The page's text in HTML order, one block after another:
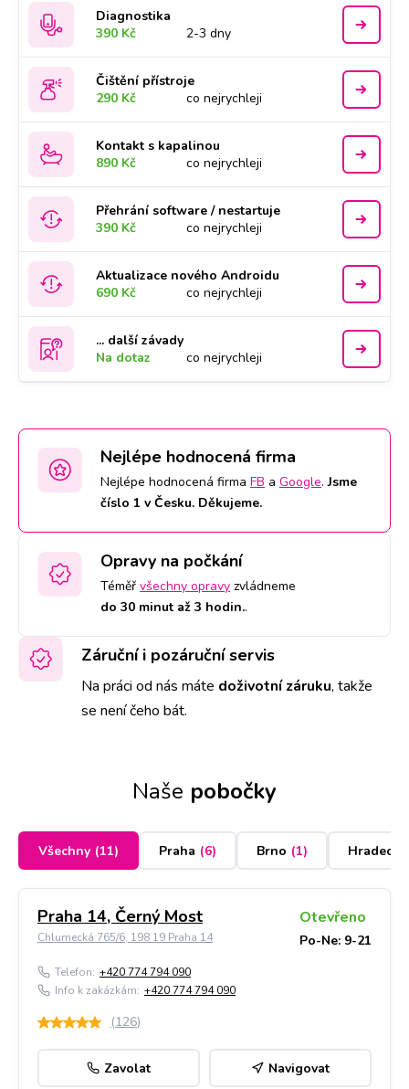
Diagnostika
390 Kč
2-3 dny
Čištění přístroje
290 Kč
co nejrychleji
Kontakt s kapalinou
890 Kč
co nejrychleji
Přehrání software / nestartuje
390 Kč
co nejrychleji
Aktualizace nového Androidu
690 Kč
co nejrychleji
... další závady
Na dotaz
co nejrychleji
Nejlépe hodnocená firma
Nejlépe hodnocená firma FB a Google.Jsme
číslo 1 v Česku. Děkujeme.
Opravy na počkání
Téměř všechny opravy zvládneme
do 30 minut až 3 hodin..
Záruční i pozáruční servis
Na práci od nás máte doživotní záruku, takže
se není čeho bát.
Naše pobočky
Všechny (11) Praha (6) Brno (1) Hradec
Praha 14, Černý Most
Chlumecká 765/6, 198 19 Praha 14
Otevřeno
Po-Ne: 9-21
Telefon: +420 774 794 090
Info k zakázkám: +420 774 794 090
(126)
Zavolat Navigovat